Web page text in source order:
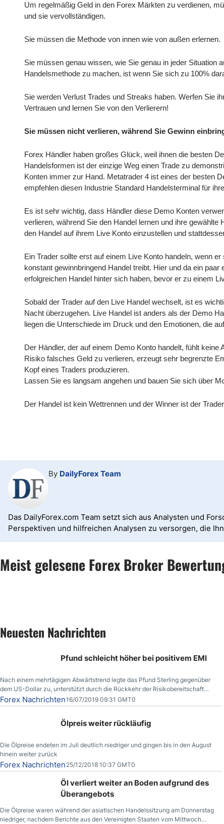
Um regelmäßig Geld in den Forex Märkten zu verdienen,
und sie vervollständigen.
Sie müssen die Methode von innen wie von außen erlernen.
Sie müssen genau wissen, wie Sie genau in jeder
Handelsmethode zu machen, ist wenn Sie sich zu 100%
Sie werden Verlust Trades und Streaks haben. Werfen Sie
Vertrauen und lernen Sie von den Verlierern!
Sie müssen nicht verlieren, während Sie Gewinn
Forex Händler haben großes Glück, weil ihnen die besten
Handelsformen ist der einzige Weg einen Trade zu
Konten immer zur Hand. Metatrader 4 ist eines der besten
empfehlen diesen Industrie Standard Handelsterminal für
Es ist sehr wichtig, dass Händler diese Demo Konten
verlieren, während Sie den Handel lernen und ihre
den Handel auf ihrem Live Konto einzustellen und
Ein Trader sollte erst auf einem Live Konto handeln, wenn
konstant gewinnbringend Handel treibt. Hier und da ein
erfolgreichen Handel hinter sich haben, bevor er zu einem
Sobald der Trader auf den Live Handel wechselt, ist es
Nacht überzugehen. Live Handel ist anders als der Demo
liegen die Unterschiede im Druck und den Emotionen, die
Der Händler, der auf einem Demo Konto handelt, fühlt
Risiko falsches Geld zu verlieren, erzeugt sehr begrenzte
Kopf eines Traders produzieren.
Lassen Sie es langsam angehen und bauen Sie sich über
Der Handel ist kein Wettrennen und der Winner ist der
By DailyForex Team
Das DailyForex.com Team setzt sich aus Analysten und
Perspektiven und hilfreichen Analysen zu versorgen, die
Meist gelesene Forex Broker
Neuesten Nachrichten
Pfund schleicht höher bei positivem EMI
Nach einem mehrtägigen Abwärtstrend legte das Pfund Sterling gegenüber
dem US-Dollar zu, unterstützt durch die Rückkehr der Risikobereitschaft
aufgrund der Nachricht,
Forex Nachrichten16/07/2019 09:31 GMT0
Ölpreis weiter rückläufig
Die Ölpreise endeten im Juli deutlich niedriger und gingen bis in den August
hinein weiter zurück
Forex Nachrichten 25/12/2018 10:37 GMT0
Öl verliert weiter an Boden aufgrund des
Überangebots
Die Ölpreise waren während der asiatischen Handelssitzung am Donnerstag
niedriger, nachdem Berichte aus den Vereinigten Staaten vom Mittwoch